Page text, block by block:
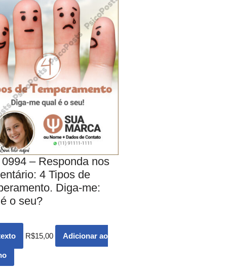
– Responda nos
4 Tipos de
Diga-me:
o seu?
R$15,00 Adicionar ao